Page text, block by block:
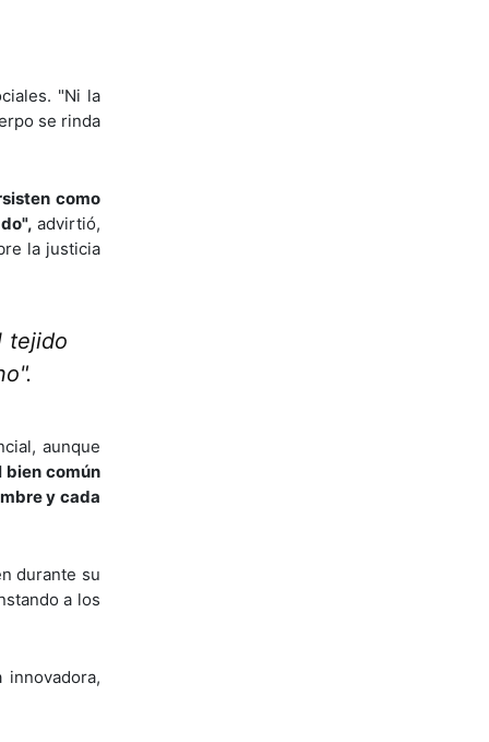
"Ni la
se rinda
como
advirtió,
la justicia
tejido
aunque
bien común
y cada
durante su
a los